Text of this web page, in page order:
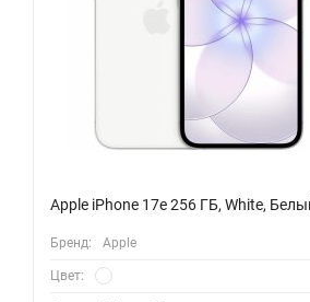
С таким набором функций и
ценит качество, стиль и современные
Apple iPhone 17e 256 ГБ, White,
Бренд: Apple
Цвет: